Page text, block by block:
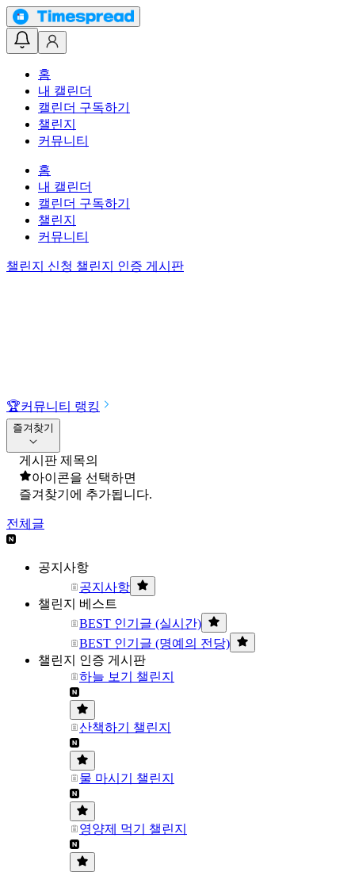
홈
내 캘린더
캘린더 구독하기
챌린지
커뮤니티
홈
내 캘린더
캘린더 구독하기
챌린지
커뮤니티
챌린지 신청 챌린지 인증 게시판
🏆커뮤니티 랭킹
즐겨찾기
게시판 제목의
아이콘을 선택하면
즐겨찾기에 추가됩니다.
전체글
공지사항
공지사항
챌린지 베스트
BEST 인기글 (실시간)
BEST 인기글 (명예의 전당)
챌린지 인증 게시판
하늘 보기 챌린지
산책하기 챌린지
물 마시기 챌린지
영양제 먹기 챌린지